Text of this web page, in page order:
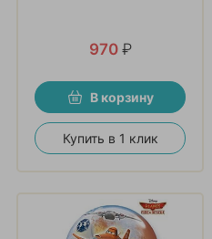
970 ₽
В корзину
Купить в 1 клик